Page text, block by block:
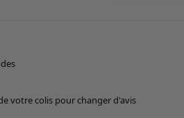
votre colis pour changer d'avis